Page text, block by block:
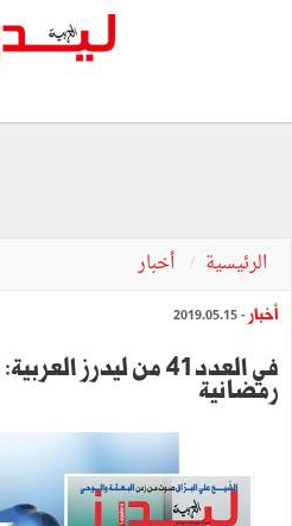
الرئيسية أخبار
أخبار - 2019.05.15
في العدد 41 من
رمضانية